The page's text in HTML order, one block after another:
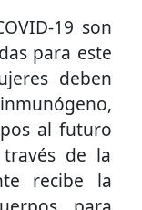
19 son
para este
deben
al futuro
de la
recibe la